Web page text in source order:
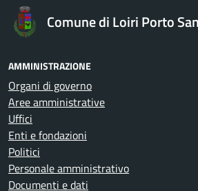
Comune di Loiri Porto
AMMINISTRAZIONE
Organi di governo
Aree amministrative
Uffici
Enti e fondazioni
Politici
Personale amministrativo
Documenti e dati